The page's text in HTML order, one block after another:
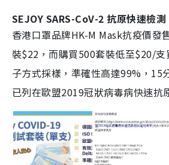
SEJOY SARS-CoV-2 抗原快速檢測
香港口罩品牌HK-M Mask抗疫價發
裝$22，而購買500套裝低至$20/支
子方式採樣，準確性高達99%，15
已列在歐盟2019冠狀病毒病快速抗